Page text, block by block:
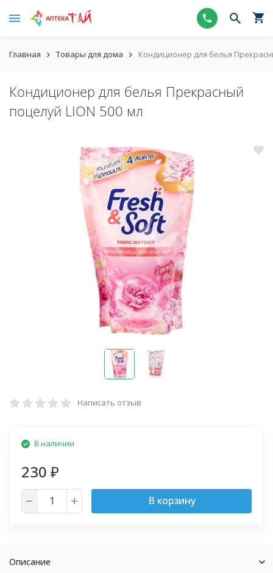
Главная Товары для дома Кондиционер для белья
Кондиционер для белья Прекрасный
поцелуй LION 500 мл
Написать отзыв
В наличии
230 ₽
В корзину
Описание